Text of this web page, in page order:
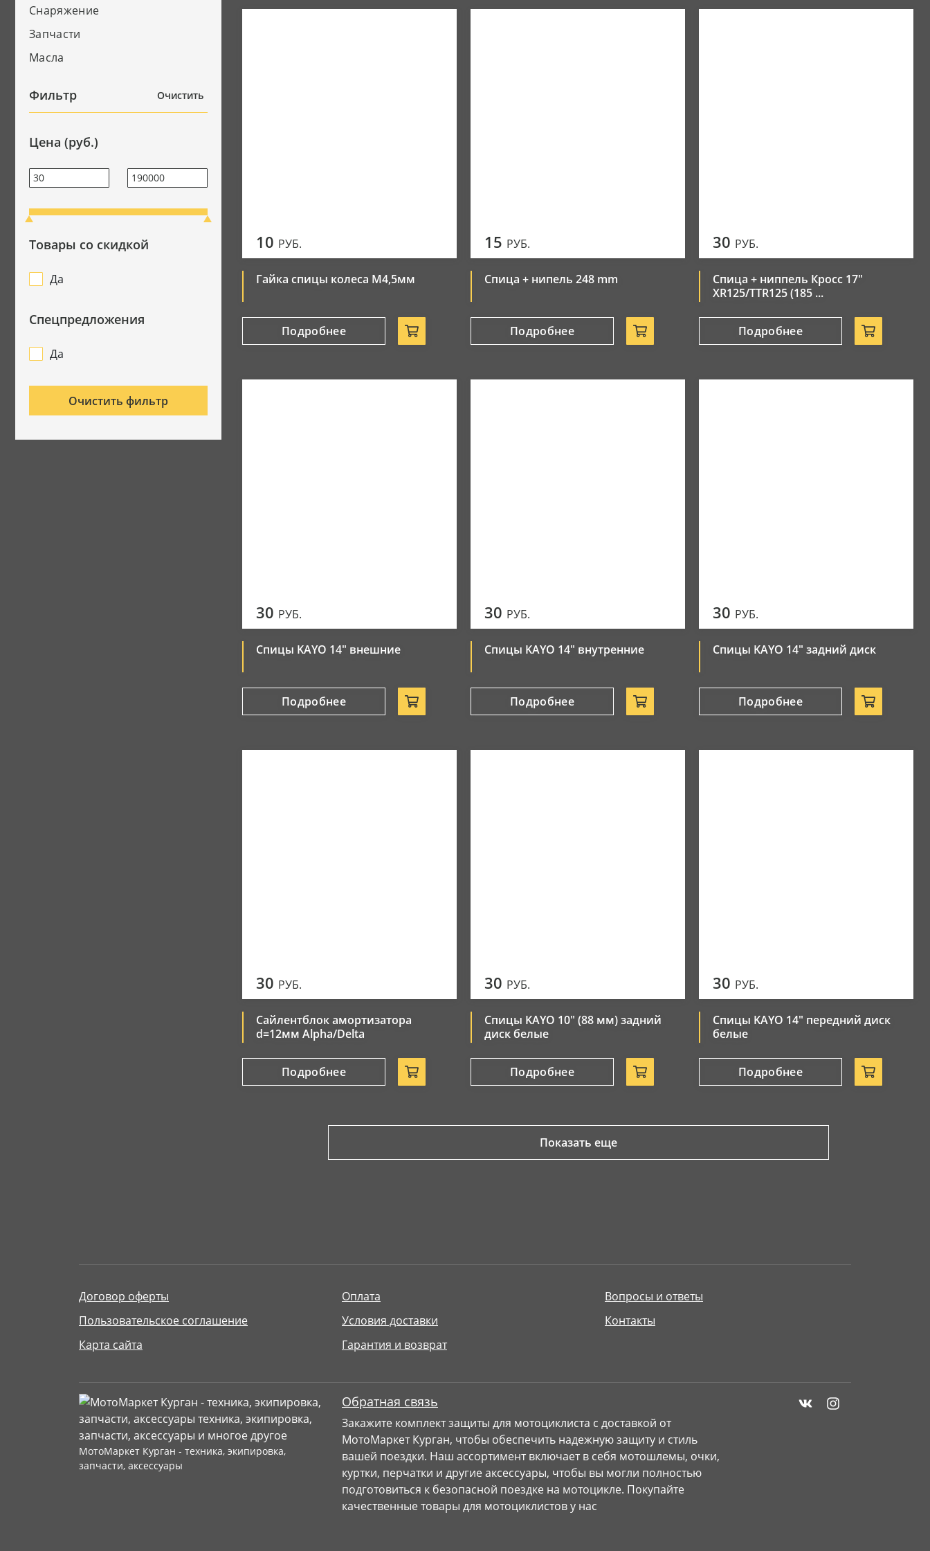
Снаряжение
Запчасти
Масла
Фильтр Очистить
Цена (руб.)
Товары со скидкой
Да
Спецпредложения
Да
Новинки
Очистить фильтр
10 РУБ.
Гайка спицы колеса М4,5мм
Подробнее
15 РУБ.
Спица + нипель 248 mm
Подробнее
30 РУБ.
Спица + ниппель Кросс 17"
XR125/TTR125 (185 ...
Подробнее
30 РУБ.
Спицы KAYO 14" внешние
Подробнее
30 РУБ.
Спицы KAYO 14" внутренние
Подробнее
30 РУБ.
Спицы KAYO 14" задний диск
Подробнее
30 РУБ.
Сайлентблок амортизатора
d=12мм Alpha/Delta
Подробнее
30 РУБ.
Спицы KAYO 10" (88 мм) задний
диск белые
Подробнее
30 РУБ.
Спицы KAYO 14" передний диск
белые
Подробнее
Показать еще
Договор оферты
Пользовательское соглашение
Карта сайта
Оплата
Условия доставки
Гарантия и возврат
Вопросы и ответы
Контакты
МотоМаркет Курган - техника, экипировка,
запчасти, аксессуары
Обратная связь
Закажите комплект защиты для мотоциклиста с доставкой от
МотоМаркет Курган, чтобы обеспечить надежную защиту и стиль
вашей поездки. Наш ассортимент включает в себя мотошлемы, очки,
куртки, перчатки и другие аксессуары, чтобы вы могли полностью
подготовиться к безопасной поездке на мотоцикле. Покупайте
качественные товары для мотоциклистов у нас